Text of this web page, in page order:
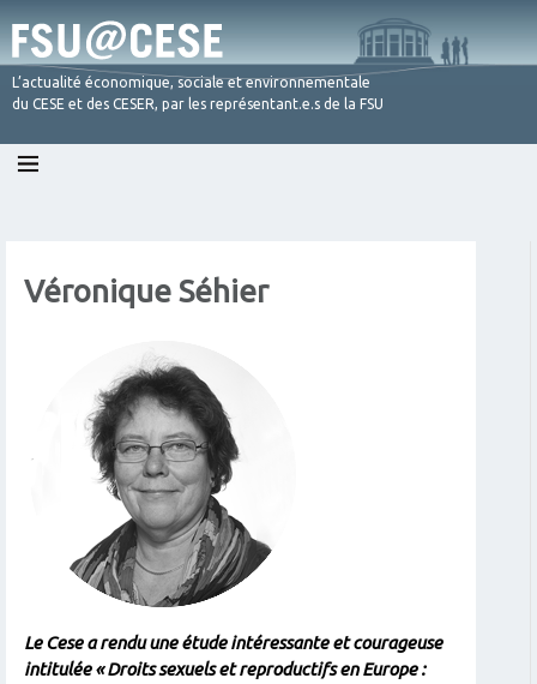
L’actualité économique, sociale et environnementale
du CESE et des CESER, par les représentant.e.s de la FSU
Skip
Véronique Séhier
Le Cese a rendu une étude intéressante et courageuse
intitulée « Droits sexuels et reproductifs en Europe :